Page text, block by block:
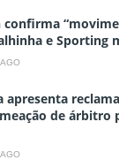
confirma
e Sporting
apresenta
de árbitro